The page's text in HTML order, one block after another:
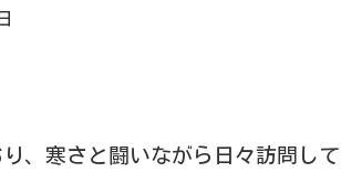
、寒さと闘いながら日々訪問し